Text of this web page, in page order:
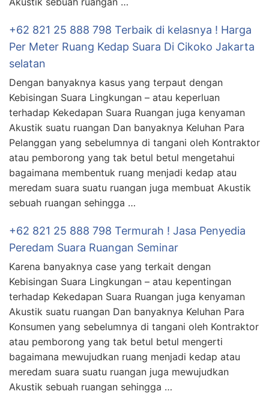
+62 821 25 888 798 Terbaik di kelasnya ! Harga
Per Meter Ruang Kedap Suara Di Cikoko Jakarta
selatan
Dengan banyaknya kasus yang terpaut dengan
Kebisingan Suara Lingkungan – atau keperluan
terhadap Kekedapan Suara Ruangan juga kenyaman
Akustik suatu ruangan Dan banyaknya Keluhan Para
Pelanggan yang sebelumnya di tangani oleh Kontraktor
atau pemborong yang tak betul betul mengetahui
bagaimana membentuk ruang menjadi kedap atau
meredam suara suatu ruangan juga membuat Akustik
sebuah ruangan sehingga …
+62 821 25 888 798 Termurah ! Jasa Penyedia
Peredam Suara Ruangan Seminar
Karena banyaknya case yang terkait dengan
Kebisingan Suara Lingkungan – atau kepentingan
terhadap Kekedapan Suara Ruangan juga kenyaman
Akustik suatu ruangan Dan banyaknya Keluhan Para
Konsumen yang sebelumnya di tangani oleh Kontraktor
atau pemborong yang tak betul betul mengerti
bagaimana mewujudkan ruang menjadi kedap atau
meredam suara suatu ruangan juga mewujudkan
Akustik sebuah ruangan sehingga …